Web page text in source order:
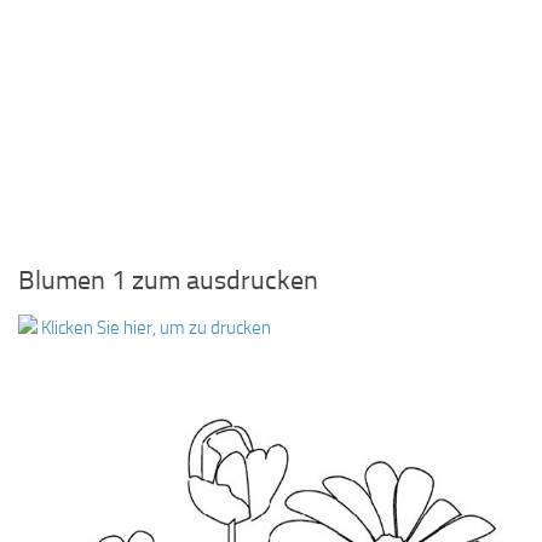
Blumen 1 zum ausdrucken
Klicken Sie hier, um zu drucken